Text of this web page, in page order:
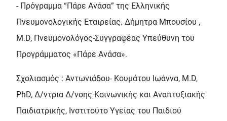
- Πρόγραμμα “Πάρε Ανάσα” της Ελληνικής
Πνευμονολογικής Εταιρείας. Δήμητρα Μπουσίου ,
M.D, Πνευμονολόγος-Συγγραφέας Υπεύθυνη του
Προγράμματος «Πάρε Ανάσα».
Σχολιασμός : Αντωνιάδου- Κουμάτου Ιωάννα, M.D,
PhD, Δ/ντρια Δ/νσης Κοινωνικής και Αναπτυξιακής
Παιδιατρικής, Ινστιτούτο Υγείας του Παιδιού